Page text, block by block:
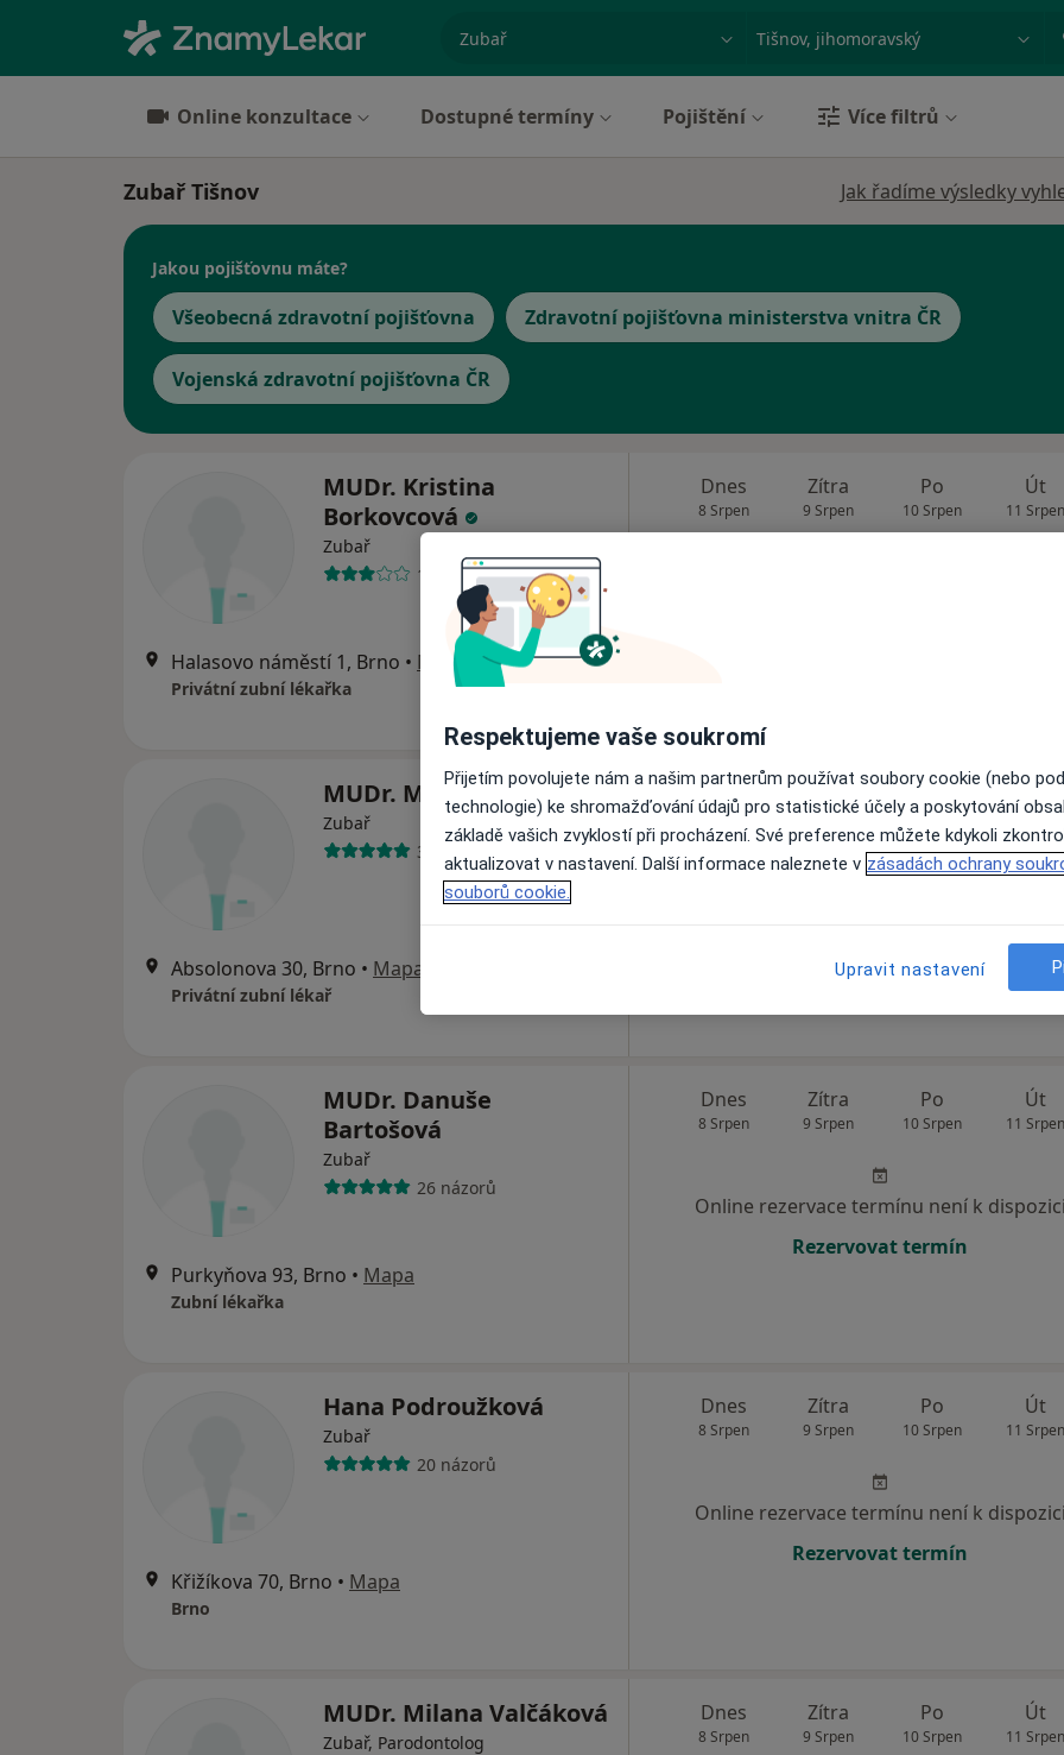
specializace, nemoc nebo příjmení Město nebo region
Online konzultace Dostupné termíny Pojištění Více filtrů
Zubař Tišnov Jak řadíme výsledky
Jakou pojišťovnu máte?
Všeobecná zdravotní pojišťovna Zdravotní pojišťovna ministerstva vnitra ČR
Vojenská zdravotní pojišťovna ČR
MUDr. Kristina
Borkovcová
Zubař
12 názorů
Halasovo náměstí 1, Brno • Mapa
Privátní zubní lékařka
Dnes
8 Srpen
Zítra
9 Srpen
Po
10 Srpen
Út
11 Srpen
MUDr. Miroslav Čolakov
Zubař
35 názorů
Absolonova 30, Brno • Mapa
Privátní zubní lékař
Dnes
8 Srpen
Zítra
9 Srpen
Po
10 Srpen
Út
11 Srpen
MUDr. Danuše
Bartošová
Zubař
26 názorů
Purkyňova 93, Brno • Mapa
Zubní lékařka
Dnes
8 Srpen
Zítra
9 Srpen
Po
10 Srpen
Út
11 Srpen
Online rezervace termínu není k dispozici
Rezervovat termín
Hana Podroužková
Zubař
20 názorů
Křižíkova 70, Brno • Mapa
Brno
Dnes
8 Srpen
Zítra
9 Srpen
Po
10 Srpen
Út
11 Srpen
Online rezervace termínu není k dispozici
Rezervovat termín
MUDr. Milana Valčáková
Zubař, Parodontolog
Dnes
8 Srpen
Zítra
9 Srpen
Po
10 Srpen
Út
11 Srpen
Respektujeme vaše soukromí
Přijetím povolujete nám a našim partnerům používat soubory cookie (nebo
technologie) ke shromažďování údajů pro statistické účely a poskytování
základě vašich zvyklostí při procházení. Své preference můžete kdykoli
aktualizovat v nastavení. Další informace naleznete v zásadách ochrany
souborů cookie.
Upravit nastavení